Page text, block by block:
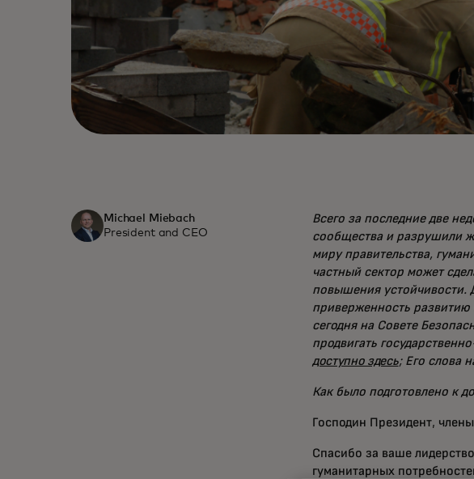
Michael Miebach
President and CEO
Всего за последние две
сообщества и разрушили
миру правительства,
частный сектор может
повышения устойчивости.
приверженность
сегодня на Совете
продвигать
доступно здесь; Его слова
Как было подготовлено к
Господин Президент,
Спасибо за ваше
гуманитарных